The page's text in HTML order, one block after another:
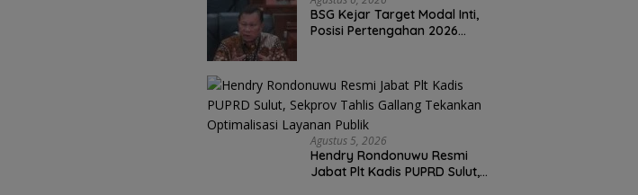
BSG Kejar Target Modal Inti,
Posisi Pertengahan 2026
Agustus 5, 2026
Hendry Rondonuwu Resmi
Jabat Plt Kadis PUPRD Sulut,